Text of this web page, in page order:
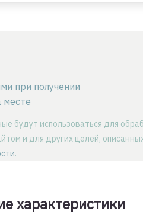
при получении
будут использоваться для
и для других целей,
.
характеристики